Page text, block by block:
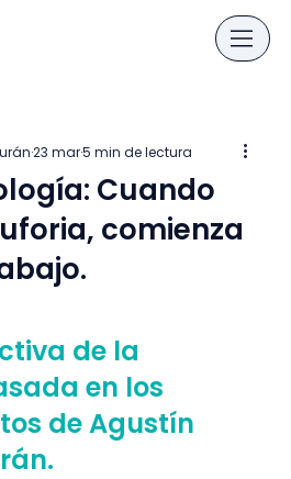
Cuando
comienza
23 mar5 min de lectura
de la
en los
de Agustín